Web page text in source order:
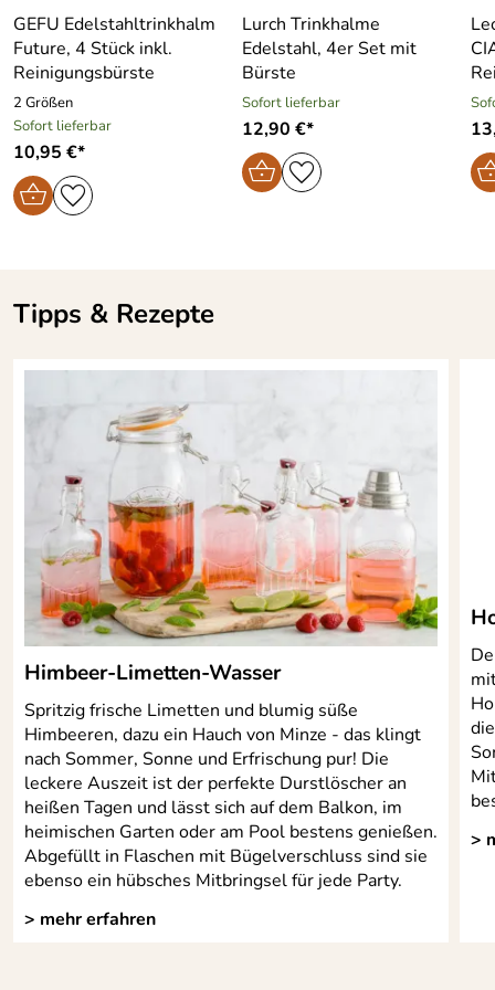
GEFU Edelstahltrinkhalm
Future, 4 Stück inkl.
Reinigungsbürste
2 Größen
Sofort lieferbar
10,95 €*
Lurch Trinkhalme
Edelstahl, 4er Set mit
Bürste
Sofort lieferbar
12,90 €*
Tipps & Rezepte
Himbeer-Limetten-Wasser
Spritzig frische Limetten und blumig süße
Himbeeren, dazu ein Hauch von Minze - das klingt
nach Sommer, Sonne und Erfrischung pur! Die
leckere Auszeit ist der perfekte Durstlöscher an
heißen Tagen und lässt sich auf dem Balkon, im
heimischen Garten oder am Pool bestens genießen.
Abgefüllt in Flaschen mit Bügelverschluss sind sie
ebenso ein hübsches Mitbringsel für jede Party.
> mehr erfahren
>